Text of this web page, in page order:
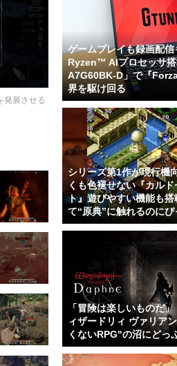
発展させる
ゲームプレイも録画配
Ryzen™ AIプロセッサ
A7G60BK-D」で『
界を駆け回る
シリーズ第1作が現行機
くも色褪せない『カル
ト』遊びやすい機能も
て“原典”に触れるのにぴ
「冒険は楽しいものだ
ィザードリィ ヴァリア
くないRPG"の沼にどっ